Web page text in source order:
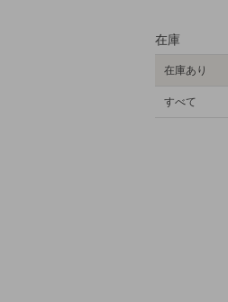
在庫
在庫あり
すべて